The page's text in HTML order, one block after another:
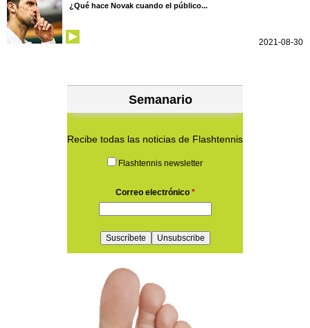
¿Qué hace Novak cuando el público...
2021-08-30
Semanario
Recibe todas las noticias de Flashtennis
Flashtennis newsletter
Correo electrónico *